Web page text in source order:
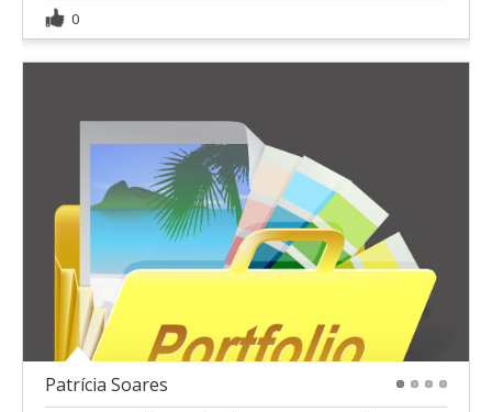
0
Patrícia Soares